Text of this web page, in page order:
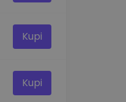
Kupi
Kupi